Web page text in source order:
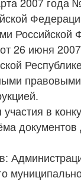
Российской
от 26 июня
правовыми
в
документов